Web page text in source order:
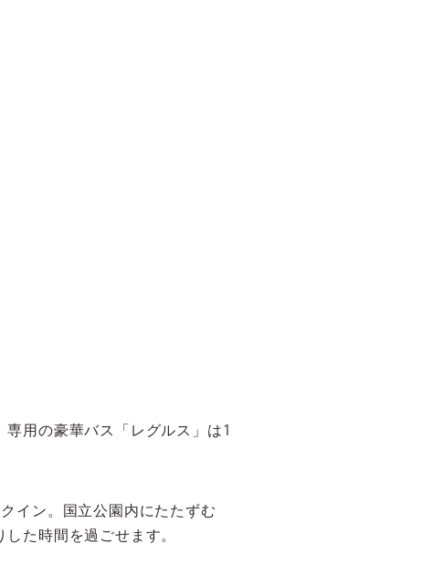
用の豪華バス「レグルス」は1
イン。国立公園内にたたずむ
た時間を過ごせます。